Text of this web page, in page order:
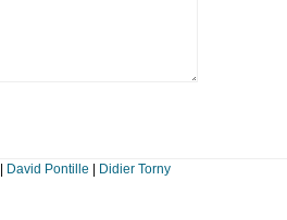
David Pontille Didier Torny